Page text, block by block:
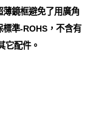
鏡框避免了用廣角
標準-ROHS，不含有
它配件。